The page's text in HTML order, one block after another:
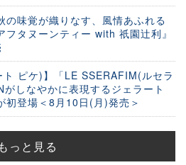
の味覚が織りなす、風情あふれる
タヌーンティー with 祇園辻利』
ピケ)】「LE SSERAFIM(ルセラ
しなやかに表現するジェラート
初登場＜8月10日(月)発売＞
もっと見る